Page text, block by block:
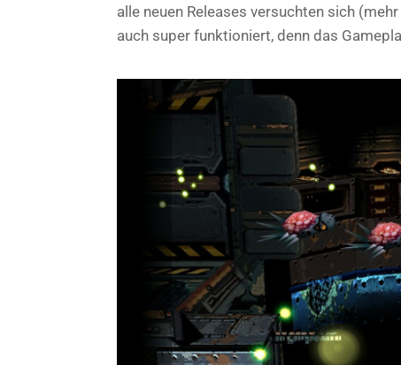
alle neuen Releases versuchten sich
auch super funktioniert, denn das